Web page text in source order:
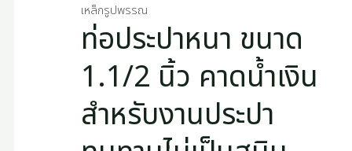
เหล็กรูปพรรณ
ท่อประปาหนา ขนาด
1.1/2 นิ้ว คาดน้ำเงิน
สำหรับงานประปา